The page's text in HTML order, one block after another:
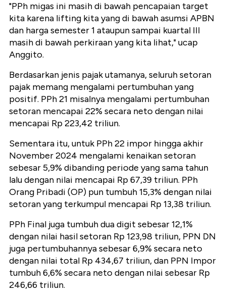
"PPh migas ini masih di bawah pencapaian target
kita karena lifting kita yang di bawah asumsi APBN
dan harga semester 1 ataupun sampai kuartal III
masih di bawah perkiraan yang kita lihat," ucap
Anggito.
Berdasarkan jenis pajak utamanya, seluruh setoran
pajak memang mengalami pertumbuhan yang
positif. PPh 21 misalnya mengalami pertumbuhan
setoran mencapai 22% secara neto dengan nilai
mencapai Rp 223,42 triliun.
Sementara itu, untuk PPh 22 impor hingga akhir
November 2024 mengalami kenaikan setoran
sebesar 5,9% dibanding periode yang sama tahun
lalu dengan nilai mencapai Rp 67,39 triliun. PPh
Orang Pribadi (OP) pun tumbuh 15,3% dengan nilai
setoran yang terkumpul mencapai Rp 13,38 triliun.
PPh Final juga tumbuh dua digit sebesar 12,1%
dengan nilai hasil setoran Rp 123,98 triliun, PPN DN
juga pertumbuhannya sebesar 6,9% secara neto
dengan nilai total Rp 434,67 triliun, dan PPN Impor
tumbuh 6,6% secara neto dengan nilai sebesar Rp
246,66 triliun.